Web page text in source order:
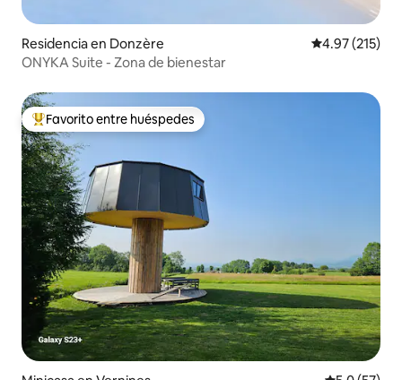
Residencia en Donzère Calificación
4.97 (215)
ONYKA Suite - Zona de bienestar
De los mejores en Favorito entre huéspedes
Favorito entre huéspedes